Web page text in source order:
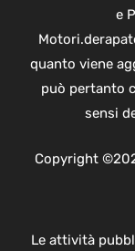
e
quanto viene
può pertanto
sensi
Copyright
Le attività